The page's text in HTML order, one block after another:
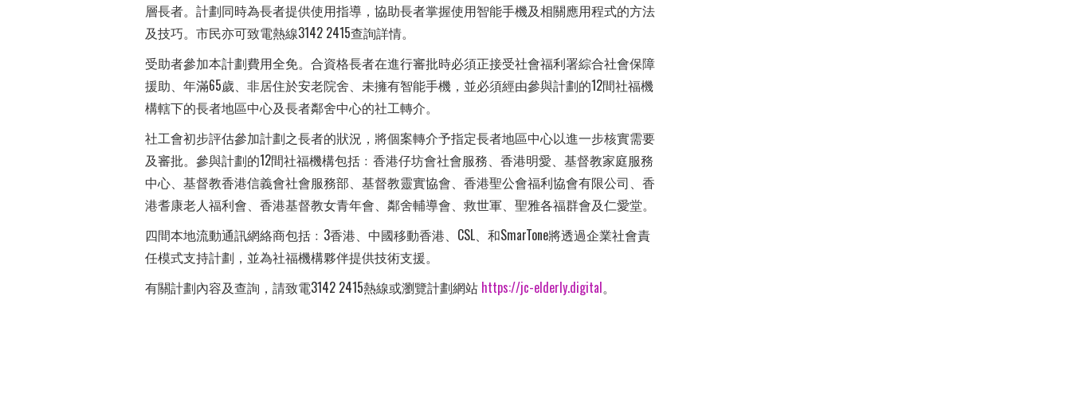
層長者。計劃同時為長者提供使用指導，協助長者掌握使用智能手機及相關應用程式的方法
及技巧。市民亦可致電熱線3142 2415查詢詳情。
受助者參加本計劃費用全免。合資格長者在進行審批時必須正接受社會福利署綜合社會保障
援助、年滿65歲、非居住於安老院舍、未擁有智能手機，並必須經由參與計劃的12間社福機
構轄下的長者地區中心及長者鄰舍中心的社工轉介。
社工會初步評估參加計劃之長者的狀況，將個案轉介予指定長者地區中心以進一步核實需要
及審批。參與計劃的12間社福機構包括﹕香港仔坊會社會服務、香港明愛、基督教家庭服務
中心、基督教香港信義會社會服務部、基督教靈實協會、香港聖公會福利協會有限公司、香
港耆康老人福利會、香港基督教女青年會、鄰舍輔導會、救世軍、聖雅各福群會及仁愛堂。
四間本地流動通訊網絡商包括﹕3香港、中國移動香港、CSL、和SmarTone將透過企業社會責
任模式支持計劃，並為社福機構夥伴提供技術支援。
有關計劃內容及查詢，請致電3142 2415熱線或瀏覽計劃網站 https://jc-elderly.digital。